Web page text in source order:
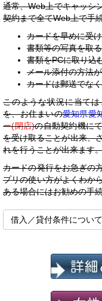
通常、Web上でキャッシ
契約まで全てWeb上で手
カードを早めに受
書類等の写真を取
書類をPCに取り込
メール添付の方法
カードは郵送でな
このような状況に当て
を、お住まいの愛知県愛
ー(閉店)の自動契約機に
を受け取ることが出来、
れを行うことが出来ます
カードの発行をお急ぎの
プリの使い方がよくわか
ある場合にはお勧めの手
借入／貸付条件につい